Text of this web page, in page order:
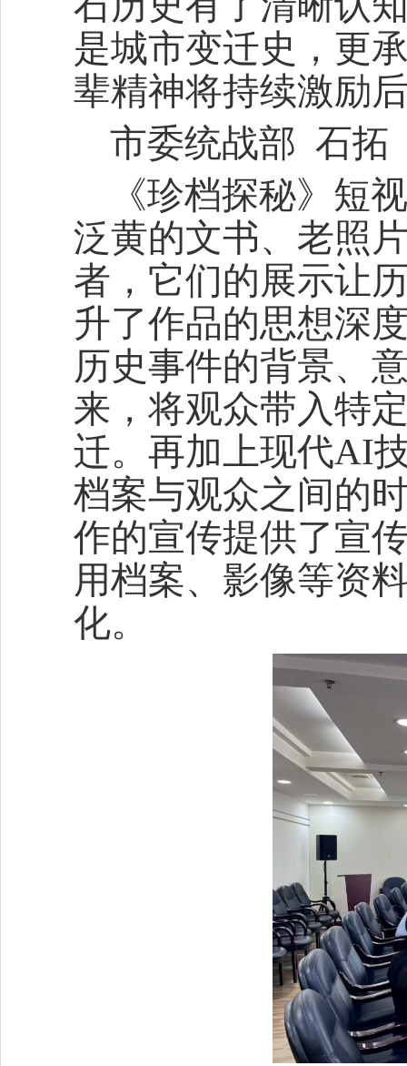
是城市变迁史，更
辈精神将持续激励
市委统战部 石拓
《珍档探秘》短
泛黄的文书、老照
者，它们的展示让
升了作品的思想深
历史事件的背景、
来，将观众带入特
迁。再加上现代AI
档案与观众之间的
作的宣传提供了宣
用档案、影像等资
化。